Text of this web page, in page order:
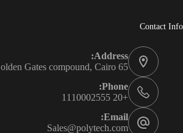
Contact Info
Address:
65 Golden Gates compound, Cairo.
Phone:
+20 1110002555
Email:
Sales@polytech.com